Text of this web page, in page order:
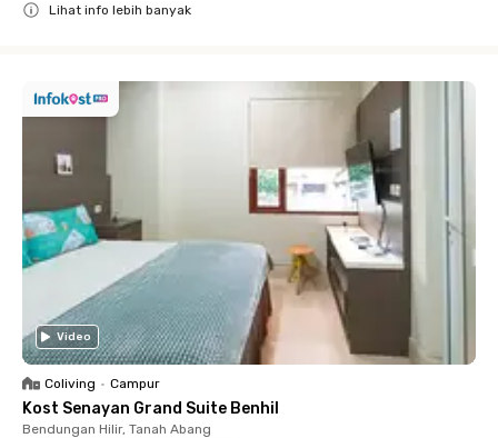
Lihat info lebih banyak
Video
Coliving • Campur
Kost Senayan Grand Suite Benhil
Bendungan Hilir, Tanah Abang